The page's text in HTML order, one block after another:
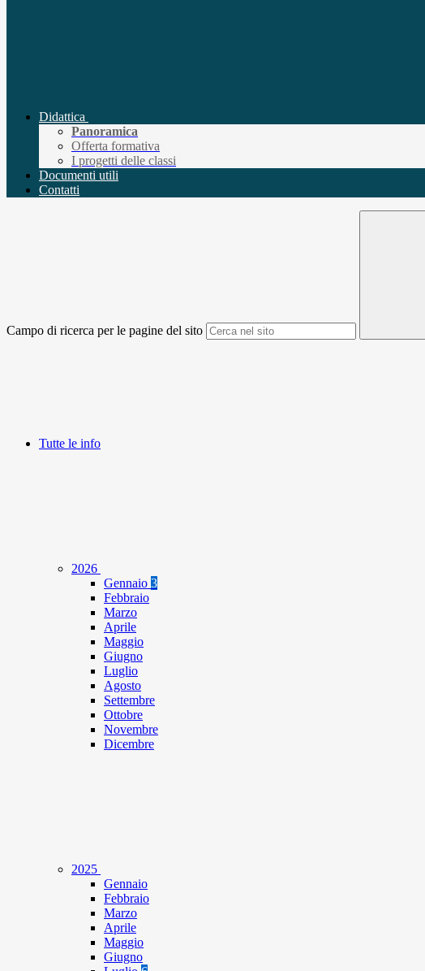
Didattica
Panoramica
Offerta formativa
I progetti delle classi
Documenti utili
Contatti
Campo di ricerca per le pagine del sito
Tutte le info
2026
Gennaio 3
Febbraio
Marzo
Aprile
Maggio
Giugno
Luglio
Agosto
Settembre
Ottobre
Novembre
Dicembre
2025
Gennaio
Febbraio
Marzo
Aprile
Maggio
Giugno